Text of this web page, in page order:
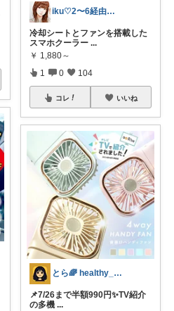
iku♡2〜6経由ご購入感謝です✨
冷却シートとファンを搭載した
スマホクーラー ...
￥ 1,880～
1 0 104
コレ いいね
とら🌈 healthy_simple
📌7/26まで半額990円✨TV紹介
の多機 ...